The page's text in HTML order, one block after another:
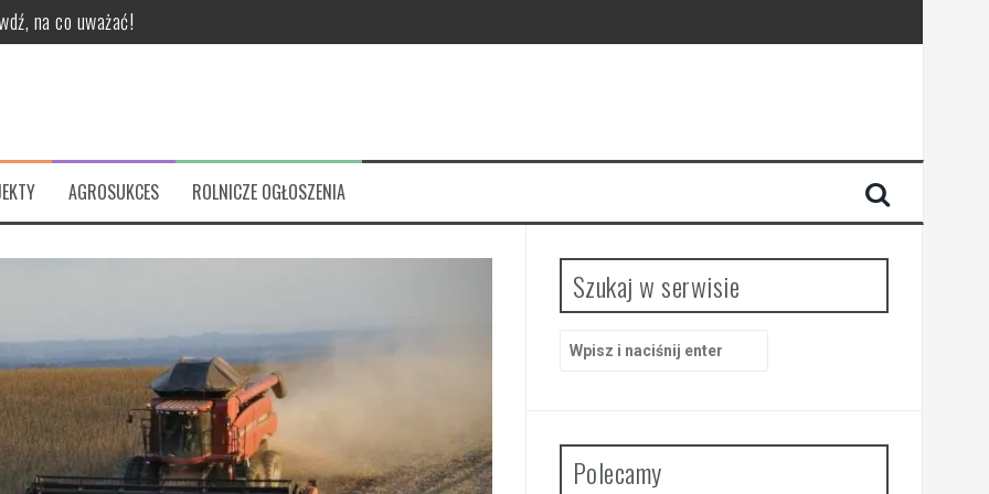
na co uważać!
z warrozą?
AGROSUKCES ROLNICZE OGŁOSZENIA
Szukaj w serwisie
j
Polecamy